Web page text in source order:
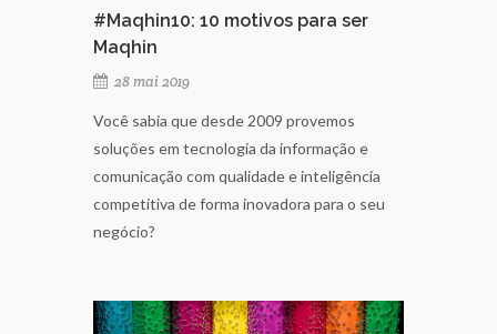
#Maqhin10: 10 motivos para ser
Maqhin
28 mai 2019
Você sabia que desde 2009 provemos
soluções em tecnologia da informação e
comunicação com qualidade e inteligência
competitiva de forma inovadora para o seu
negócio?